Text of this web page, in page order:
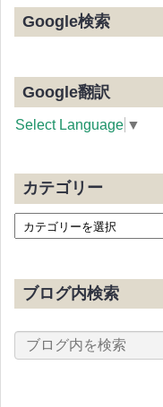
Google検索
Google翻訳
Select Language ▼
カテゴリー
ブログ内検索